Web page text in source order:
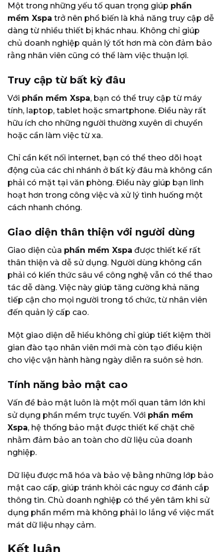
Một trong những yếu tố quan trọng giúp phần
mềm Xspa trở nên phổ biến là khả năng truy cập dễ
dàng từ nhiều thiết bị khác nhau. Không chỉ giúp
chủ doanh nghiệp quản lý tốt hơn mà còn đảm bảo
rằng nhân viên cũng có thể làm việc thuận lợi.
Truy cập từ bất kỳ đâu
Với phần mềm Xspa, bạn có thể truy cập từ máy
tính, laptop, tablet hoặc smartphone. Điều này rất
hữu ích cho những người thường xuyên di chuyển
hoặc cần làm việc từ xa.
Chỉ cần kết nối internet, bạn có thể theo dõi hoạt
động của các chi nhánh ở bất kỳ đâu mà không cần
phải có mặt tại văn phòng. Điều này giúp bạn linh
hoạt hơn trong công việc và xử lý tình huống một
cách nhanh chóng.
Giao diện thân thiện với người dùng
Giao diện của phần mềm Xspa được thiết kế rất
thân thiện và dễ sử dụng. Người dùng không cần
phải có kiến thức sâu về công nghệ vẫn có thể thao
tác dễ dàng. Việc này giúp tăng cường khả năng
tiếp cận cho mọi người trong tổ chức, từ nhân viên
đến quản lý cấp cao.
Một giao diện dễ hiểu không chỉ giúp tiết kiệm thời
gian đào tạo nhân viên mới mà còn tạo điều kiện
cho việc vận hành hàng ngày diễn ra suôn sẻ hơn.
Tính năng bảo mật cao
Vấn đề bảo mật luôn là một mối quan tâm lớn khi
sử dụng phần mềm trực tuyến. Với phần mềm
Xspa, hệ thống bảo mật được thiết kế chặt chẽ
nhằm đảm bảo an toàn cho dữ liệu của doanh
nghiệp.
Dữ liệu được mã hóa và bảo vệ bằng những lớp bảo
mật cao cấp, giúp tránh khỏi các nguy cơ đánh cắp
thông tin. Chủ doanh nghiệp có thể yên tâm khi sử
dụng phần mềm mà không phải lo lắng về việc mất
mát dữ liệu nhạy cảm.
Kết luận